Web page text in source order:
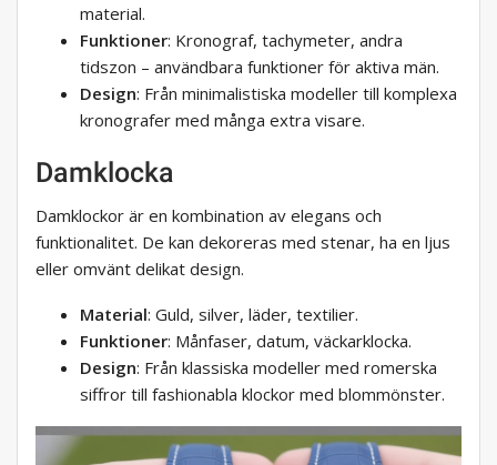
material.
Funktioner: Kronograf, tachymeter, andra
tidszon – användbara funktioner för aktiva män.
Design: Från minimalistiska modeller till komplexa
kronografer med många extra visare.
Damklocka
Damklockor är en kombination av elegans och
funktionalitet. De kan dekoreras med stenar, ha en ljus
eller omvänt delikat design.
Material: Guld, silver, läder, textilier.
Funktioner: Månfaser, datum, väckarklocka.
Design: Från klassiska modeller med romerska
siffror till fashionabla klockor med blommönster.